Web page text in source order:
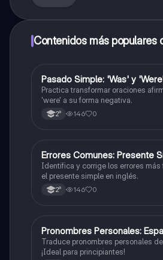
Contenidos más populares
PInglés
Pasado Simple: 'Was' y
Practica transformar oraciones
'were' a su forma negativa.
2° 146 0
EInglés
Errores Comunes: Presente
Identifica y corrige los errores más
el presente simple en inglés.
2° 146 0
PInglés
Pronombres Personales:
Traduce pronombres personales
¡Ideal para principiantes!